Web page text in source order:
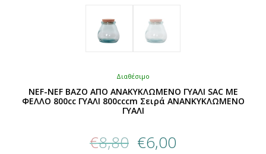
Διαθέσιμο
NEF-NEF ΒΑΖΟ ΑΠΟ ΑΝΑΚΥΚΛΩΜΕΝΟ ΓΥΑΛΙ SAC ΜΕ
ΦΕΛΛΟ 800cc ΓΥΑΛΙ 800cccm Σειρά ΑΝΑΝΚΥΚΛΩΜΕΝΟ
ΓΥΑΛΙ
€8,80
price
€6,00